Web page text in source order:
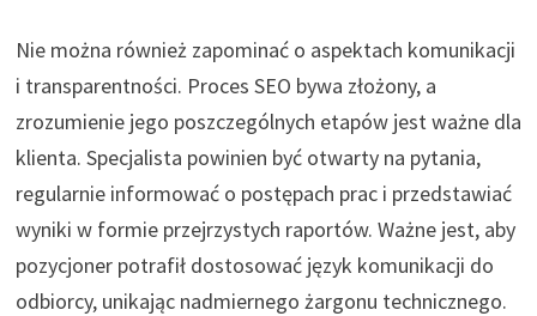
Nie można również zapominać o aspektach komunikacji
i transparentności. Proces SEO bywa złożony, a
zrozumienie jego poszczególnych etapów jest ważne dla
klienta. Specjalista powinien być otwarty na pytania,
regularnie informować o postępach prac i przedstawiać
wyniki w formie przejrzystych raportów. Ważne jest, aby
pozycjoner potrafił dostosować język komunikacji do
odbiorcy, unikając nadmiernego żargonu technicznego.